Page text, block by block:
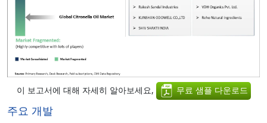
이 보고서에 대해 자세히 알아보세요, 무료 샘플 다운로드
주요 개발